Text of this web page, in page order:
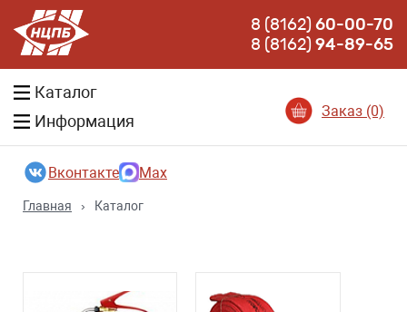
8 (8162)60-00-70
8 (8162)94-89-65
Каталог
Информация
Заказ (0)
Вконтакте Max
Главная › Каталог